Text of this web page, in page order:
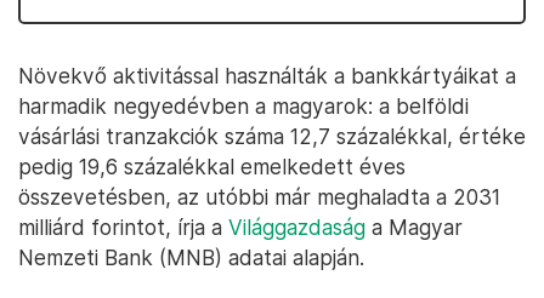
Növekvő aktivitással használták a bankkártyáikat a
harmadik negyedévben a magyarok: a belföldi
vásárlási tranzakciók száma 12,7 százalékkal, értéke
pedig 19,6 százalékkal emelkedett éves
összevetésben, az utóbbi már meghaladta a 2031
milliárd forintot, írja a Világgazdaság a Magyar
Nemzeti Bank (MNB) adatai alapján.